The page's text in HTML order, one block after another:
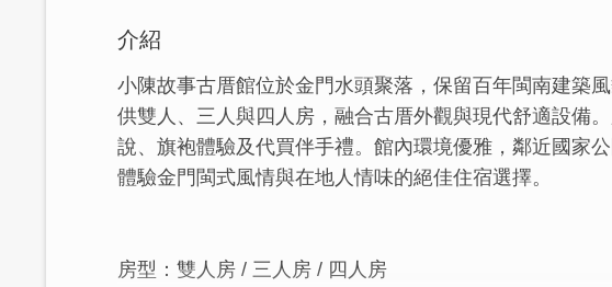
介紹
小陳故事古厝館位於金門水頭聚落，保留百年閩南建築
供雙人、三人與四人房，融合古厝外觀與現代舒適設備
說、旗袍體驗及代買伴手禮。館內環境優雅，鄰近國家
體驗金門閩式風情與在地人情味的絕佳住宿選擇。
房型：雙人房 / 三人房 / 四人房